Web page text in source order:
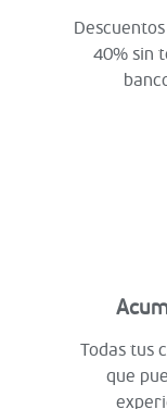
40% sin
Todas tus
que